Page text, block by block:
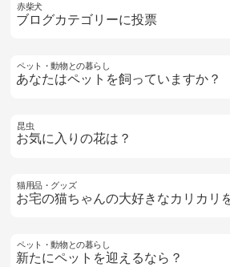
赤柴犬
ブログカテゴリーに投票
ペット・動物との暮らし
あなたはペットを飼っていますか？
昆虫
お気に入りの花は？
猫用品・グッズ
お宅の猫ちゃんの大好きなカリカリ
ペット・動物との暮らし
新たにペットを迎えるなら？